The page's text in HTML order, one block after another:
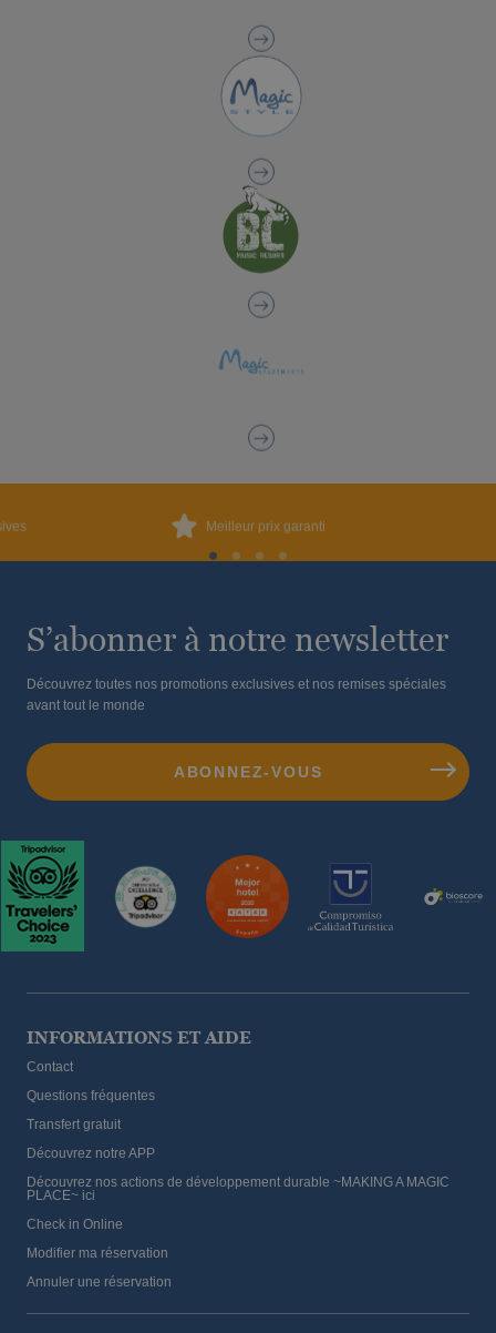
S’abonner à notre newsletter
Découvrez toutes nos promotions exclusives et nos remises spéciales
avant tout le monde
INFORMATIONS ET AIDE
Contact
Questions fréquentes
Transfert gratuit
Découvrez notre APP
Découvrez nos actions de développement durable ~MAKING A MAGIC
PLACE~ ici
Check in Online
Modifier ma réservation
Annuler une réservation